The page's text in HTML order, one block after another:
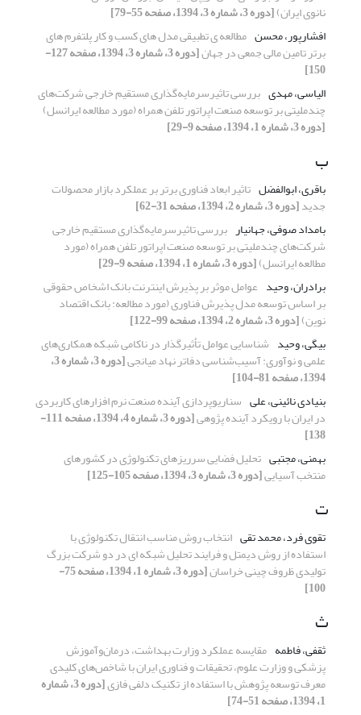
نانوی ایران)‏[دوره 3، شماره 3، 1394، صفحه 55-79]
افشارپور، محسن مطالعه ی تطبیقی مدل های کسب و کار پلتفرم های
برتر تامین مالی جمعی در جهان [دوره 3، شماره 3، 1394، صفحه 127-
150]
الیاسی، مهدی بررسی تاثیرسرمایه‌گذاری مستقیم خارجی شرکت‌های
چندملیتی بر توسعه صنعت اپراتور تلفن همراه (مورد مطالعه ایرانسل)
[دوره 3، شماره 1، 1394، صفحه 9-29]
ب
باقری، ابوالفضل تاثیر ابعاد فناوری برتر بر عملکرد بازار محصولات
جدید[دوره 3، شماره 2، 1394، صفحه 31-62]
بامداد صوفی، جهانیار بررسی تاثیرسرمایه‌گذاری مستقیم خارجی
شرکت‌های چندملیتی بر توسعه صنعت اپراتور تلفن همراه (مورد
مطالعه ایرانسل)[دوره 3، شماره 1، 1394، صفحه 9-29]
برادران، وحید عوامل موثر بر پذیرش اینترنت بانک اشخاص حقوقی
بر اساس توسعه مدل پذیرش فناوری (مورد مطالعه: بانک اقتصاد
نوین)[دوره 3، شماره 2، 1394، صفحه 99-122]
بیگی، وحید شناسایی عوامل تأثیرگذار در ناکامی شبکه همکاری‌های
علمی و نوآوری: آسیب‌شناسی دفاتر نهاد میانجی [دوره 3، شماره 3،
1394، صفحه 81-104]
بنیادی نائینی، علی سناریوپردازی آینده صنعت نرم افزارهای کاربردی
در ایران با رویکرد آینده پژوهی [دوره 3، شماره 4، 1394، صفحه 111-
138]
بهمنی، مجتبی تحلیل فضایی سرریزهای تکنولوژی در کشورهای
منتخب آسیایی[دوره 3، شماره 3، 1394، صفحه 105-125]
ت
تقوی فرد، محمد تقی انتخاب روش مناسب انتقال تکنولوژی با
استفاده از روش دیمتل و فرایند تحلیل شبکه ای در دو شرکت بزرگ
تولیدی ظروف چینی خراسان [دوره 3، شماره 1، 1394، صفحه 75-
100]
ث
ثقفی، فاطمه مقایسه عملکرد وزارت بهداشت، درمان‌و‌آموزش
پزشکی و وزارت علوم، تحقیقات و فناوری ایران با شاخص‌های کلیدی
معرف توسعه پژوهش با استفاده از تکنیک دلفی فازی [دوره 3، شماره
1، 1394، صفحه 51-74]